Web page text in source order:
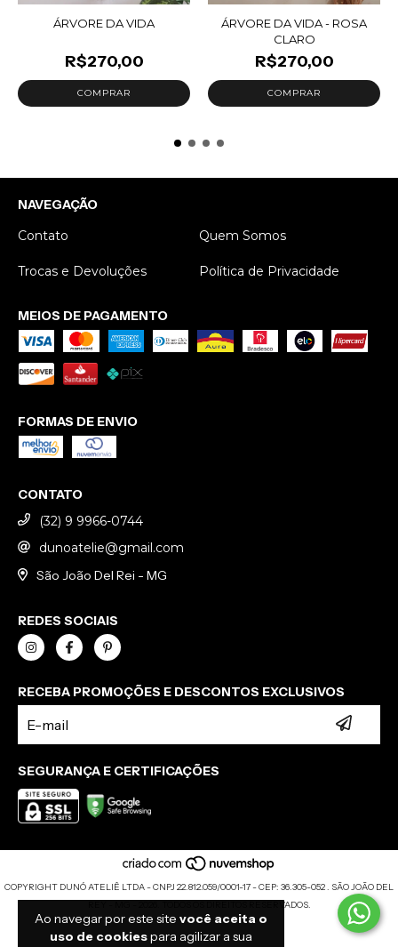
Ao navegar por este site você aceita o
uso de cookiespara agilizar a sua
ÁRVORE DA VIDA
R$270,00
ÁRVORE DA VIDA - ROSA
CLARO
R$270,00
NAVEGAÇÃO
Contato
Quem Somos
Trocas e Devoluções Política de Privacidade
MEIOS DE PAGAMENTO
FORMAS DE ENVIO
CONTATO
(32) 9 9966-0744
dunoatelie@gmail.com
São João Del Rei - MG
REDES SOCIAIS
RECEBA PROMOÇÕES E DESCONTOS EXCLUSIVOS
SEGURANÇA E CERTIFICAÇÕES
COPYRIGHT DUNÓ ATELIÊ LTDA - CNPJ 22.812.059/0001-17 - CEP: 36.305-052 . SÃO JOÃO DEL
REY - MG - 2026. TODOS OS DIREITOS RESERVADOS.